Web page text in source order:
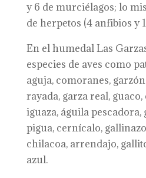
y 6 de murciélagos; lo
de herpetos (4 anfibios y
En el humedal Las
especies de aves como
aguja, comoranes,
rayada, garza real,
iguaza, águila
pigua, cernícalo,
chilacoa, arrendajo,
azul.